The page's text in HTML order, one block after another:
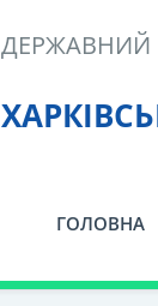
ДЕРЖАВНИЙ
ГОЛОВНА